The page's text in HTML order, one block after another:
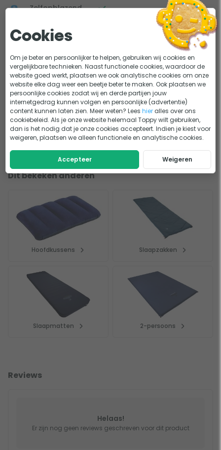
gemaakt van gerecycled polyester en hydrolyse bestendig
materiaal? Daarnaast is de slaapmat CO2-neutraal
geproduceerd. Een verantwoorde keuze dus! Met de mini-
pump pomp je de slaapmat nog wat extra op.. Merk je dat
de slaapmat toch leegloopt en blijkt hij lek te zijn? Repareer
‘m dan gewoon met het meegeleverde reparatiesetje.
Standaard meegeleverd:
Mini-pump
Opbergtas
Reparatiesetje
Handleiding
Zelfopblazend
Materiaal
Gerecycled polyester
R waarde
8.1
Afmetingen
197 x 65 x 10 cm
Gewicht
2095 gram
Bekijk alle specificaties
Lastig kiezen?
KEUZEHULP Slaapmatje kopen: Hoe kies je de beste slaapmat?
Dit bekeken anderen
Hoofdkussens Slaapzakken
Slaapmatten 2-persoons
Reviews
Helaas!
Er zijn nog geen reviews geschreven voor dit product
Cookies
Om je beter en persoonlijker te helpen, gebruiken wij cookies en
vergelijkbare technieken. Naast functionele cookies, waardoor de
website goed werkt, plaatsen we ook analytische cookies om onze
website elke dag weer een beetje beter te maken. Ook plaatsen we
persoonlijke cookies zodat wij en derde partijen jouw
internetgedrag kunnen volgen en persoonlijke (advertentie)
content kunnen laten zien. Meer weten? Leeshier alles over ons
cookiebeleid. Als je onze website helemaal Toppy wilt gebruiken,
dan is het nodig dat je onze cookies accepteert. Indien je kiest voor
weigeren, plaatsen we alleen functionele en analytische cookies.
Accepteer Weigeren